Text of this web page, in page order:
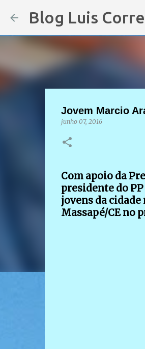
Blog Luis
Jovem Marcio
junho 07, 2016
Com apoio da
presidente do
jovens da cidade
Massapé/CE no